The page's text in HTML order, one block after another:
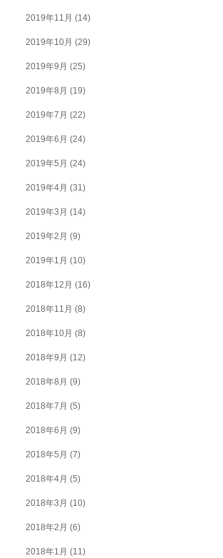
2019年11月 (14)
2019年10月 (29)
2019年9月 (25)
2019年8月 (19)
2019年7月 (22)
2019年6月 (24)
2019年5月 (24)
2019年4月 (31)
2019年3月 (14)
2019年2月 (9)
2019年1月 (10)
2018年12月 (16)
2018年11月 (8)
2018年10月 (8)
2018年9月 (12)
2018年8月 (9)
2018年7月 (5)
2018年6月 (9)
2018年5月 (7)
2018年4月 (5)
2018年3月 (10)
2018年2月 (6)
2018年1月 (11)